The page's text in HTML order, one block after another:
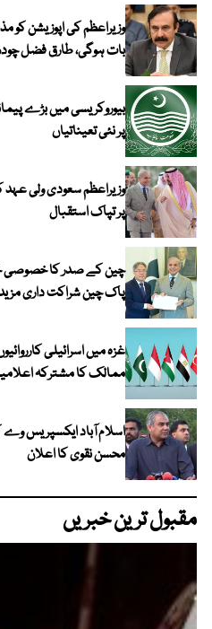
وزیراعظم کی اپوزیشن کو
بات ہوگی، طارق فضل
بیوروکریسی میں بڑے
پر نئی تعیناتیاں
وزیراعظم سعودی ولی
پر تپاک استقبال
چین کے صدر کا خصوصی
پاک چین شراکت داری
ممالک کا مشترکہ
اسلام آباد ایکسپریس وے
محسن نقوی کا اعلان
مقبول ترین خبریں